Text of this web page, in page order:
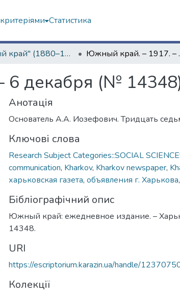
Статистика
"Южный край" (1880–1919 гг.) Южный
декабря (№
Анотація
Основатель А.А. Иозефович. Тридцать
Ключові слова
Research Subject Categories::SOCIAL
communication, Kharkov, Kharkov newspaper,
харьковская газета, объявления г. Харькова,
Бібліографічний опис
Южный край: ежедневное издание. –
14348.
URI
https://escriptorium.karazin.ua/handle/
Колекції